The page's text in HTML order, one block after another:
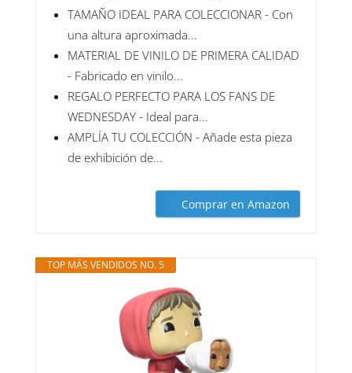
TAMAÑO IDEAL PARA COLECCIONAR - Con
una altura aproximada...
MATERIAL DE VINILO DE PRIMERA CALIDAD
- Fabricado en vinilo...
REGALO PERFECTO PARA LOS FANS DE
WEDNESDAY - Ideal para...
AMPLÍA TU COLECCIÓN - Añade esta pieza
de exhibición de...
Comprar en Amazon
TOP MÁS VENDIDOS NO. 5